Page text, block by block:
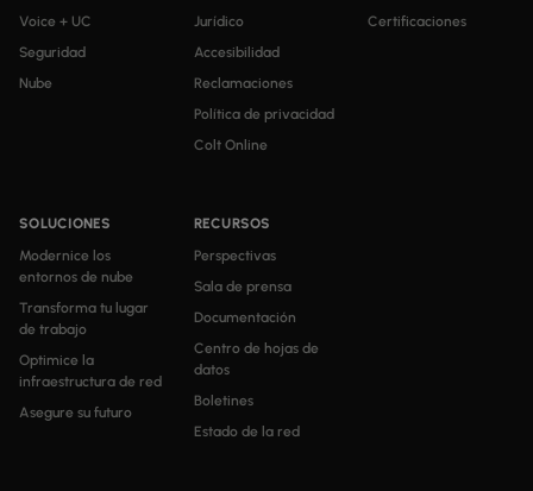
Voice + UC
Seguridad
Nube
SOLUCIONES
Modernice los
entornos de nube
Transforma tu lugar
de trabajo
Optimice la
infraestructura de red
Asegure su futuro
RECURSOS
Perspectivas
Sala de prensa
Documentación
Centro de hojas de
datos
Boletines
Estado de la red
Jurídico
Accesibilidad
Reclamaciones
Política de privacidad
Colt Online
Certificaciones